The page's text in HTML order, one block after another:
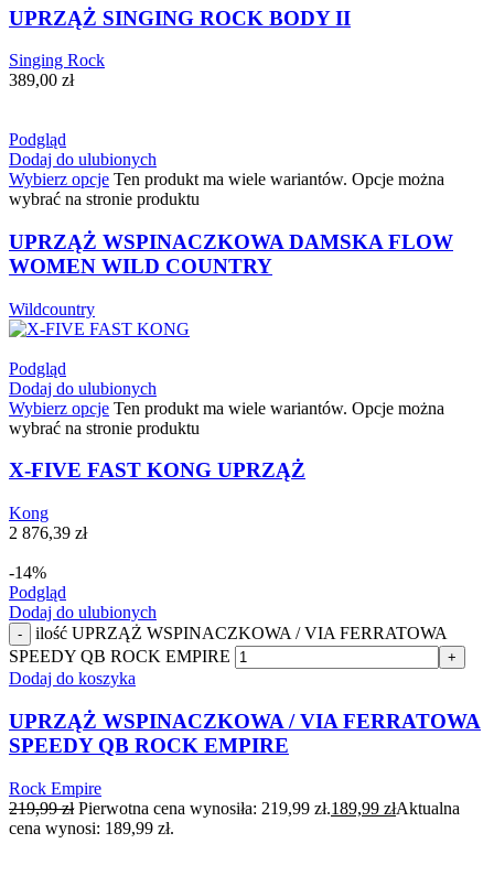
UPRZĄŻ SINGING ROCK BODY II
Singing Rock
389,00 zł
Podgląd
Dodaj do ulubionych
Wybierz opcje Ten produkt ma wiele wariantów. Opcje można
wybrać na stronie produktu
UPRZĄŻ WSPINACZKOWA DAMSKA FLOW
WOMEN WILD COUNTRY
Wildcountry
Podgląd
Dodaj do ulubionych
Wybierz opcje Ten produkt ma wiele wariantów. Opcje można
wybrać na stronie produktu
X-FIVE FAST KONG UPRZĄŻ
Kong
2 876,39 zł
-14%
Podgląd
Dodaj do ulubionych
-
ilość UPRZĄŻ WSPINACZKOWA / VIA FERRATOWA
SPEEDY QB ROCK EMPIRE
+
Dodaj do koszyka
UPRZĄŻ WSPINACZKOWA / VIA FERRATOWA
SPEEDY QB ROCK EMPIRE
Rock Empire
219,99zł Pierwotna cena wynosiła: 219,99 zł.189,99 złAktualna
cena wynosi: 189,99 zł.